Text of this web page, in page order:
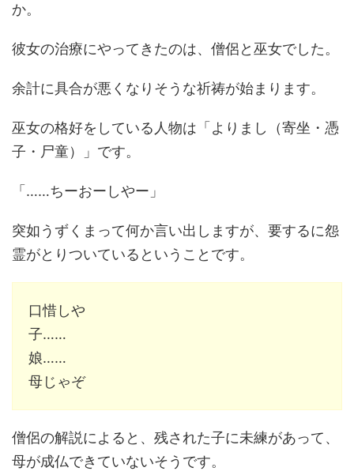
か。
彼女の治療にやってきたのは、僧侶と巫女でした。
余計に具合が悪くなりそうな祈祷が始まります。
巫女の格好をしている人物は「よりまし（寄坐・憑
子・尸童）」です。
「……ちーおーしやー」
突如うずくまって何か言い出しますが、要するに怨
霊がとりついているということです。
口惜しや
子……
娘……
母じゃぞ
僧侶の解説によると、残された子に未練があって、
母が成仏できていないそうです。